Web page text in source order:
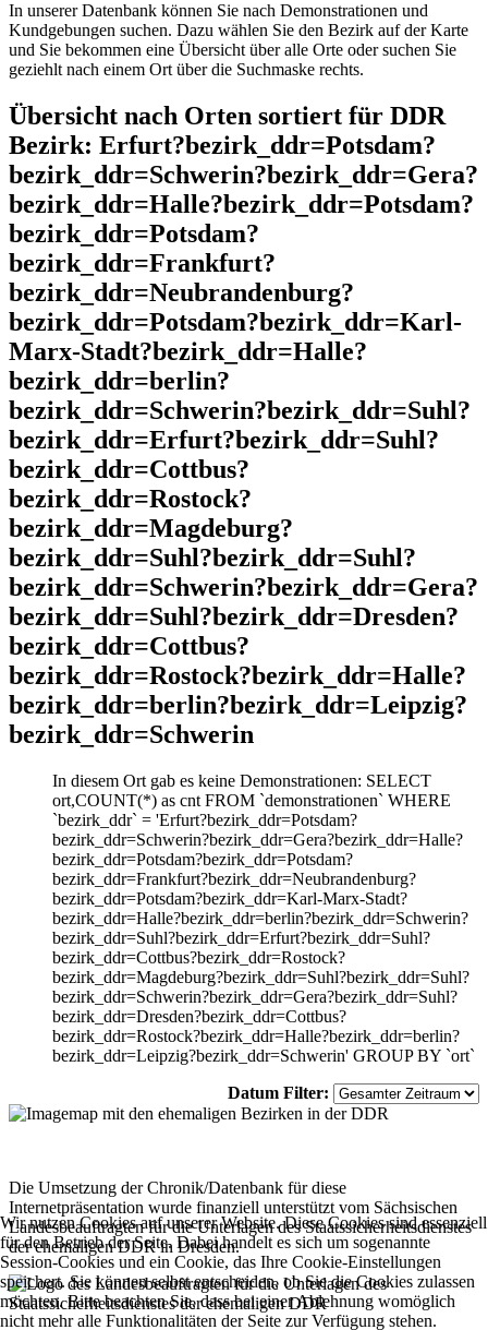
In unserer Datenbank können Sie nach Demonstrationen und
Kundgebungen suchen. Dazu wählen Sie den Bezirk auf der Karte
und Sie bekommen eine Übersicht über alle Orte oder suchen Sie
geziehlt nach einem Ort über die Suchmaske rechts.
Übersicht nach Orten sortiert für DDR
Bezirk: Erfurt?bezirk_ddr=Potsdam?
bezirk_ddr=Schwerin?bezirk_ddr=Gera?
bezirk_ddr=Halle?bezirk_ddr=Potsdam?
bezirk_ddr=Potsdam?
bezirk_ddr=Frankfurt?
bezirk_ddr=Neubrandenburg?
bezirk_ddr=Potsdam?bezirk_ddr=Karl-
Marx-Stadt?bezirk_ddr=Halle?
bezirk_ddr=berlin?
bezirk_ddr=Schwerin?bezirk_ddr=Suhl?
bezirk_ddr=Erfurt?bezirk_ddr=Suhl?
bezirk_ddr=Cottbus?
bezirk_ddr=Rostock?
bezirk_ddr=Magdeburg?
bezirk_ddr=Suhl?bezirk_ddr=Suhl?
bezirk_ddr=Schwerin?bezirk_ddr=Gera?
bezirk_ddr=Suhl?bezirk_ddr=Dresden?
bezirk_ddr=Cottbus?
bezirk_ddr=Rostock?bezirk_ddr=Halle?
bezirk_ddr=berlin?bezirk_ddr=Leipzig?
bezirk_ddr=Schwerin
In diesem Ort gab es keine Demonstrationen: SELECT
ort,COUNT(*) as cnt FROM `demonstrationen` WHERE
`bezirk_ddr` = 'Erfurt?bezirk_ddr=Potsdam?
bezirk_ddr=Schwerin?bezirk_ddr=Gera?bezirk_ddr=Halle?
bezirk_ddr=Potsdam?bezirk_ddr=Potsdam?
bezirk_ddr=Frankfurt?bezirk_ddr=Neubrandenburg?
bezirk_ddr=Potsdam?bezirk_ddr=Karl-Marx-Stadt?
bezirk_ddr=Halle?bezirk_ddr=berlin?bezirk_ddr=Schwerin?
bezirk_ddr=Suhl?bezirk_ddr=Erfurt?bezirk_ddr=Suhl?
bezirk_ddr=Cottbus?bezirk_ddr=Rostock?
bezirk_ddr=Magdeburg?bezirk_ddr=Suhl?bezirk_ddr=Suhl?
bezirk_ddr=Schwerin?bezirk_ddr=Gera?bezirk_ddr=Suhl?
bezirk_ddr=Dresden?bezirk_ddr=Cottbus?
bezirk_ddr=Rostock?bezirk_ddr=Halle?bezirk_ddr=berlin?
bezirk_ddr=Leipzig?bezirk_ddr=Schwerin' GROUP BY `ort`
Datum Filter:
Die Umsetzung der Chronik/Datenbank für diese
Internetpräsentation wurde finanziell unterstützt vom Sächsischen
Landesbeauftragten für die Unterlagen des Staatssicherheitsdienstes
der ehemaligen DDR in Dresden.
Wir nutzen Cookies auf unserer Website. Diese Cookies sind essenziell
für den Betrieb der Seite. Dabei handelt es sich um sogenannte
Session-Cookies und ein Cookie, das Ihre Cookie-Einstellungen
speichert. Sie können selbst entscheiden, ob Sie die Cookies zulassen
möchten. Bitte beachten Sie, dass bei einer Ablehnung womöglich
nicht mehr alle Funktionalitäten der Seite zur Verfügung stehen.